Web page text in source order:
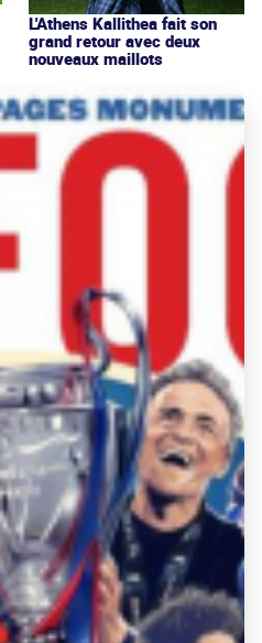
L'Athens Kallithea fait son
grand retour avec deux
nouveaux maillots